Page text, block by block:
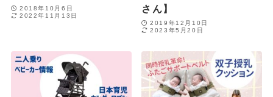
2018年10月6日
2022年11月13日
さん】
2019年12月10日
2023年5月20日